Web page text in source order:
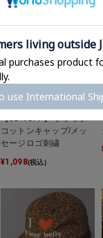
【61%OFF】 ブラック
コットンキャップ/メッ
セージロゴ刺繍
¥1,098(税込)